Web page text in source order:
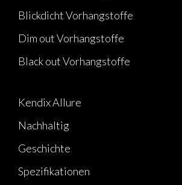
Blickdicht Vorhangstoffe
Dim out Vorhangstoffe
Black out Vorhangstoffe
Kendix Allure
Nachhaltig
Geschichte
Spezifikationen